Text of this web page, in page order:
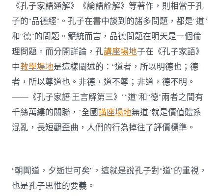
《孔子家語通解》《論語詮解》等著作，則相當于孔
子的“品德經”。孔子在書中談到的諸多問題，都是“道”
和“德”的問題。籠統而言，品德問題在明天是一個倫
理問題。而分開詳論，孔講座場地子在《孔子家語》
中教學場地是這樣闡述的：“道者，所以明德也；德
者，所以尊道也。非德，道不尊；非道，德不明。
——《孔子家語·王言解第三》”“道”和“德”兩者之間有
千絲萬縷的關聯，“全國講座場地無道”就是價值體系
混亂，長短觀歪曲，人們的行為掉往了評價標準。
“朝聞道，夕逝世可矣”，這就是說孔子對“道”的重視，
也是孔子思惟的要義。